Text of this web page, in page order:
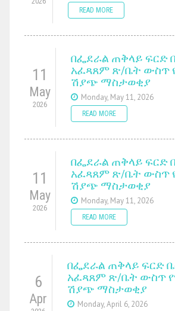
READ MORE
11
May
2026
በፌደራል ጠቅላይ ፍርድ
አፈጻጸም ጽ/ቤት ውስጥ
ሽያጭ ማስታወቂያ
Monday, May 11, 2026
READ MORE
11
May
2026
በፌደራል ጠቅላይ ፍርድ
አፈጻጸም ጽ/ቤት ውስጥ
ሽያጭ ማስታወቂያ
Monday, May 11, 2026
READ MORE
6
Apr
በፌደራል ጠቅላይ ፍርድ
አፈጻጸም ጽ/ቤት ውስጥ
ሽያጭ ማስታወቂያ
Monday, April 6, 2026